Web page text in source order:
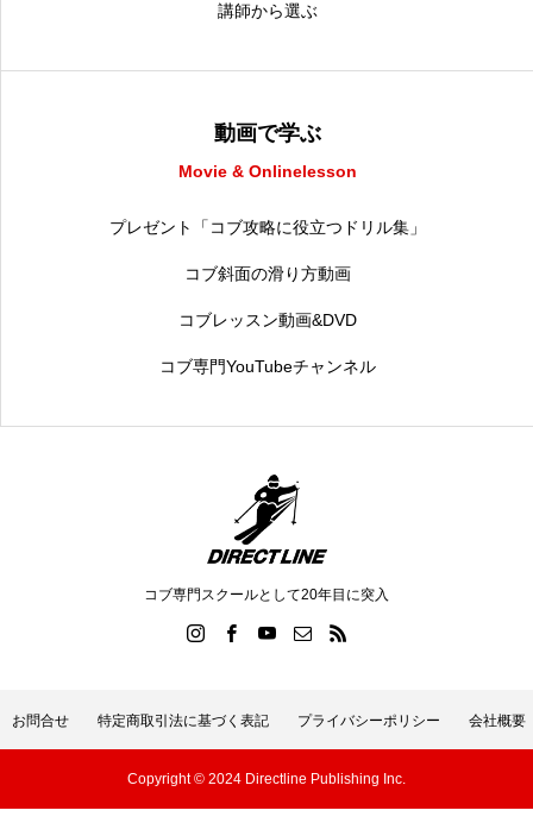
講師から選ぶ
動画で学ぶ
Movie & Onlinelesson
プレゼント「コブ攻略に役立つドリル集」
コブ斜面の滑り方動画
コブレッスン動画&DVD
コブ専門YouTubeチャンネル
コブ専門スクールとして20年目に突入
お問合せ 特定商取引法に基づく表記 プライバシーポリシー 会社概要
Copyright © 2024 Directline Publishing Inc.